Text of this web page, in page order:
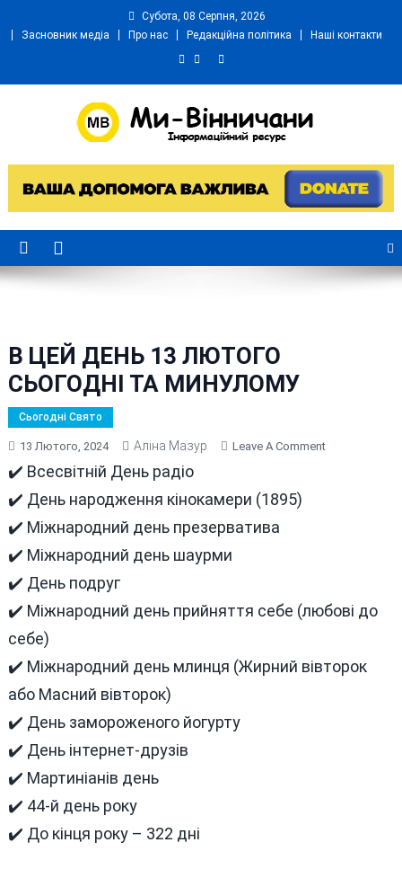
Субота, 08 Серпня, 2026
Засновник медіа
Про нас Редакційна політика Наші контакти
Ми Вінничани
В ЦЕЙ ДЕНЬ 13 ЛЮТОГО
СЬОГОДНІ ТА МИНУЛОМУ
Сьогодні Свято
13 Лютого, 2024 Аліна Мазур Leave A CommentOn
МИНУЛОМУ
✔️ Всесвітній День радіо
✔️ День народження кінокамери (1895)
✔️ Міжнародний день презерватива
✔️ Міжнародний день шаурми
✔️ День подруг
✔️ Міжнародний день прийняття себе (любові до
себе)
✔️ Міжнародний день млинця (Жирний вівторок
або Масний вівторок)
✔️ День замороженого йогурту
✔️ День інтернет-друзів
✔️ Мартиніанів день
✔️ 44-й день року
✔️ До кінця року – 322 дні